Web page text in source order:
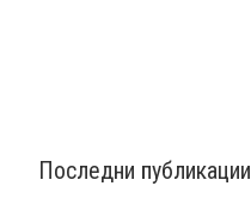
Последни публикации